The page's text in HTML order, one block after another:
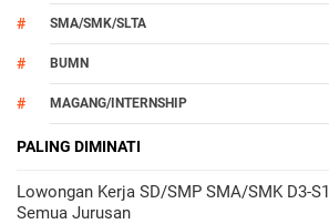
SMA/SMK/SLTA
BUMN
MAGANG/INTERNSHIP
OTOMOTIF
PALING DIMINATI
Lowongan Kerja SD/SMP SMA/SMK D3-S1
Semua Jurusan